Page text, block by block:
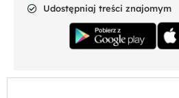
Udostępniaj treści znajomym